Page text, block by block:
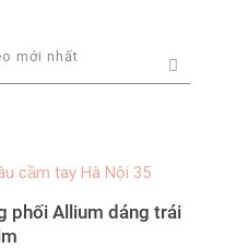
phối Allium dáng trái